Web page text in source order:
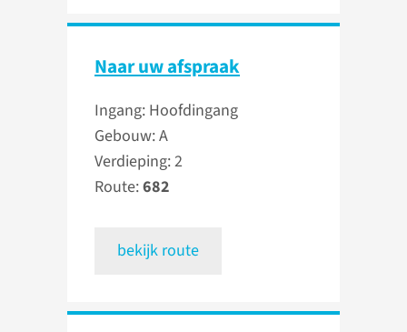
Naar uw afspraak
Ingang: Hoofdingang
Gebouw: A
Verdieping: 2
Route:682
bekijk route